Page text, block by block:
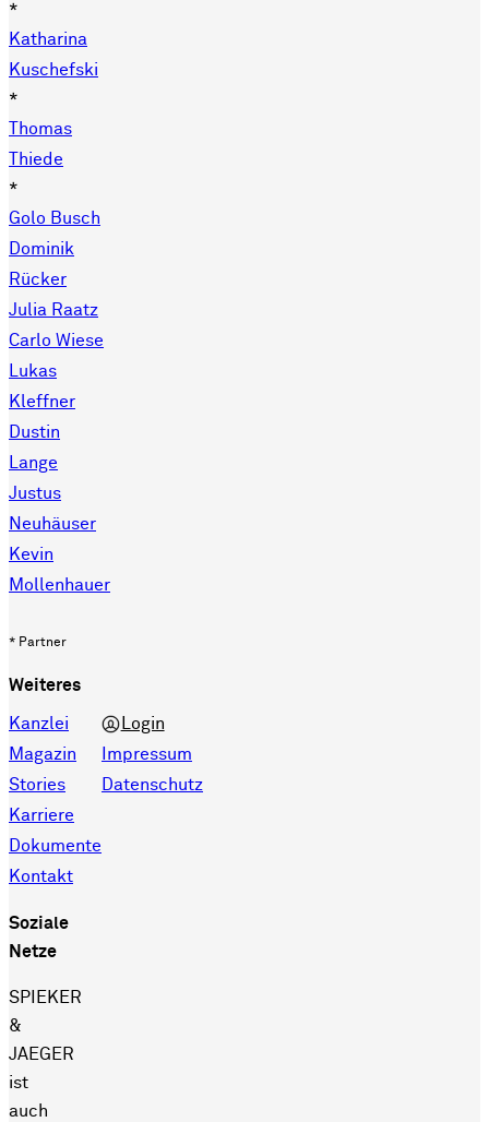
*
Katharina
Kuschefski
*
Thomas
Thiede
*
Golo Busch
Dominik
Rücker
Julia Raatz
Carlo Wiese
Lukas
Kleffner
Dustin
Lange
Justus
Neuhäuser
Kevin
Mollenhauer
* Partner
Weiteres
Kanzlei
Magazin
Stories
Karriere
Dokumente
Kontakt
Login
Impressum
Datenschutz
Soziale
Netze
SPIEKER
&
JAEGER
ist
auch